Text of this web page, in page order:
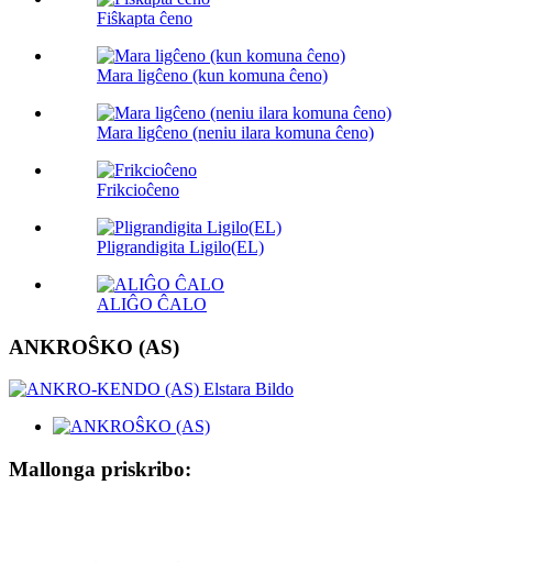
Fiŝkapta ĉeno
Mara ligĉeno (kun komuna ĉeno)
Mara ligĉeno (neniu ilara komuna ĉeno)
Frikcioĉeno
Pligrandigita Ligilo(EL)
ALIĜO ĈALO
ANKROŜKO (AS)
Mallonga priskribo: